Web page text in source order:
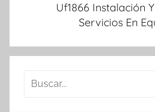
Uf1866 Instalación
Servicios En
Buscar: